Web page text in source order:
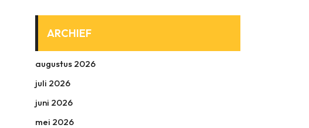
ARCHIEF
augustus 2026
juli 2026
juni 2026
mei 2026